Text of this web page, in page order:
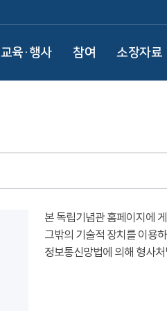
교육·행사 참여 소장자료
본 독립기념관 홈페이지에
그밖의 기술적 장치를 이용
정보통신망법에 의해 형사